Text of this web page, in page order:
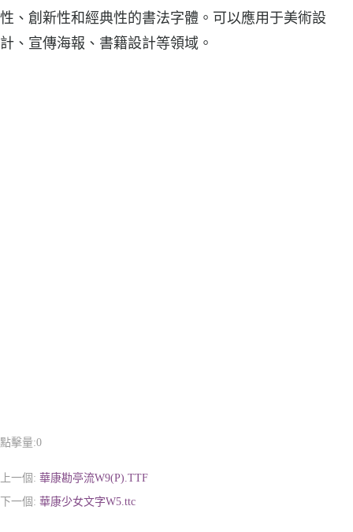
性、創新性和經典性的書法字體。可以應用于美術設
計、宣傳海報、書籍設計等領域。
點擊量:0
上一個: 華康勘亭流W9(P).TTF
下一個: 華康少女文字W5.ttc